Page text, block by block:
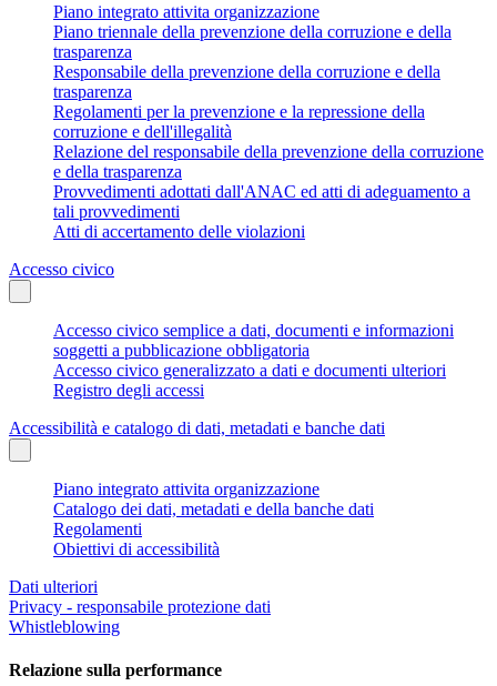
Piano integrato attivita organizzazione
Piano triennale della prevenzione della corruzione e della
trasparenza
Responsabile della prevenzione della corruzione e della
trasparenza
Regolamenti per la prevenzione e la repressione della
corruzione e dell'illegalità
Relazione del responsabile della prevenzione della corruzione
e della trasparenza
Provvedimenti adottati dall'ANAC ed atti di adeguamento a
tali provvedimenti
Atti di accertamento delle violazioni
Accesso civico
Accesso civico semplice a dati, documenti e informazioni
soggetti a pubblicazione obbligatoria
Accesso civico generalizzato a dati e documenti ulteriori
Registro degli accessi
Accessibilità e catalogo di dati, metadati e banche dati
Piano integrato attivita organizzazione
Catalogo dei dati, metadati e della banche dati
Regolamenti
Obiettivi di accessibilità
Dati ulteriori
Privacy - responsabile protezione dati
Whistleblowing
Relazione sulla performance